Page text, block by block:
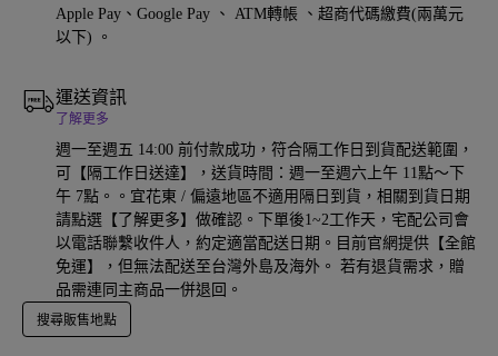
Apple Pay、Google Pay 、 ATM轉帳 、超商代碼繳費(兩萬元
以下) 。
運送資訊
了解更多
週一至週五 14:00 前付款成功，符合隔工作日到貨配送範圍，
可【隔工作日送達】，送貨時間：週一至週六上午 11點～下
午 7點。。宜花東 / 偏遠地區不適用隔日到貨，相關到貨日期
請點選【了解更多】做確認。下單後1~2工作天，宅配公司會
以電話聯繫收件人，約定適當配送日期。目前官網提供【全館
免運】，但無法配送至台灣外島及海外。 若有退貨需求，贈
品需連同主商品一併退回。
搜尋販售地點